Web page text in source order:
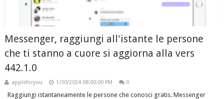
Messenger, raggiungi all'istante le persone
che ti stanno a cuore si aggiorna alla vers
442.1.0
appleforyou 1/30/2024 08:00:00 PM 0
Raggiungi istantaneamente le persone che conosci gratis. Messenger